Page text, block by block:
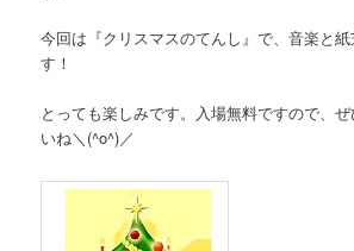
今回は『クリスマスのてんし』で、音楽と
す！
とっても楽しみです。入場無料ですので、
いね＼(^o^)／